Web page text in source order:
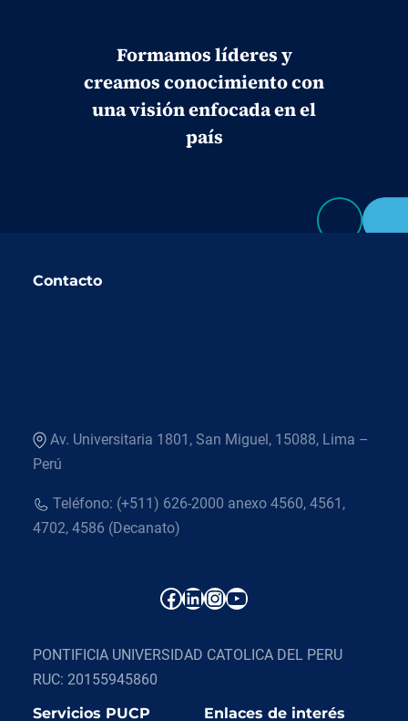
Formamos líderes y
creamos conocimiento con
una visión enfocada en el
país
Contacto
Av. Universitaria 1801, San Miguel, 15088, Lima –
Perú
Teléfono: (+511) 626-2000 anexo 4560, 4561,
4702, 4586 (Decanato)
Facebook LinkedIn InstagramYouTube
PONTIFICIA UNIVERSIDAD CATOLICA DEL PERU
RUC: 20155945860
Servicios PUCP
Enlaces de interés